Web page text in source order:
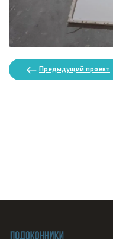
Предыдущий проект